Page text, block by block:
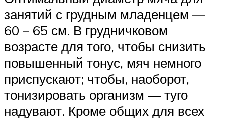
занятий с грудным младенцем —
60 – 65 см. В грудничковом
возрасте для того, чтобы снизить
повышенный тонус, мяч немного
приспускают; чтобы, наоборот,
тонизировать организм — туго
надувают. Кроме общих для всех